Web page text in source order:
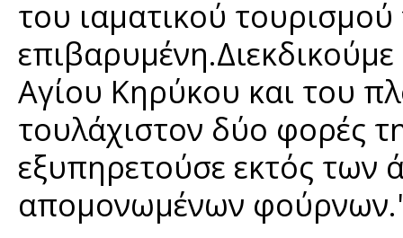
του ιαματικού
Αγίου Κηρύκου και του
τουλάχιστον δύο φορές
εξυπηρετούσε εκτός των
απομονωμένων